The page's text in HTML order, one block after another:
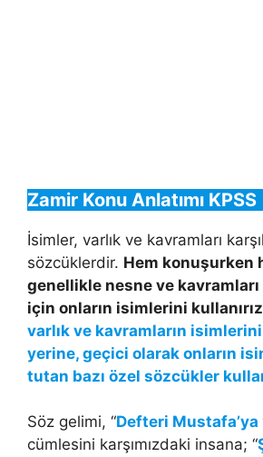
Zamir Konu Anlatımı KPSS
İsimler, varlık ve kavramları
sözcüklerdir. Hem konuşurken
genellikle nesne ve
için onların isimlerini kullanırız
varlık ve kavramların
yerine, geçici olarak onların
tutan bazı özel sözcükler
Söz gelimi, “Defteri Mustafa’ya
cümlesini karşımızdaki insana; “